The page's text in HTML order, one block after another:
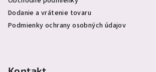
Dodanie a vrátenie tovaru
Podmienky ochrany osobných údajov